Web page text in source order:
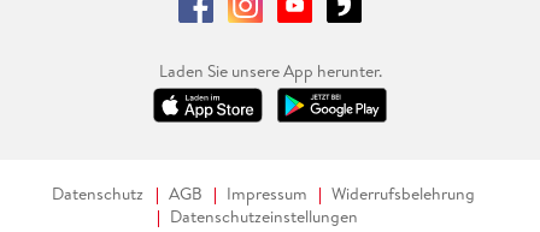
Laden Sie unsere App herunter.
Datenschutz AGB Impressum
Widerrufsbelehrung
Datenschutzeinstellungen